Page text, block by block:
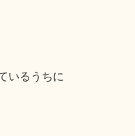
いるうちに